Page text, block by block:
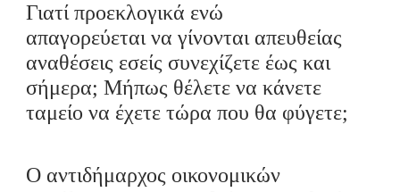
Γιατί προεκλογικά ενώ
απαγορεύεταινα γίνονταιαπευθείας
αναθέσεις εσείς συνεχίζετεέως και
σήμερα; Μήπως θέλετε να κάνετε
ταμείο να έχετε τώρα που θα φύγετε;
Ο αντιδήμαρχος οικονομικών